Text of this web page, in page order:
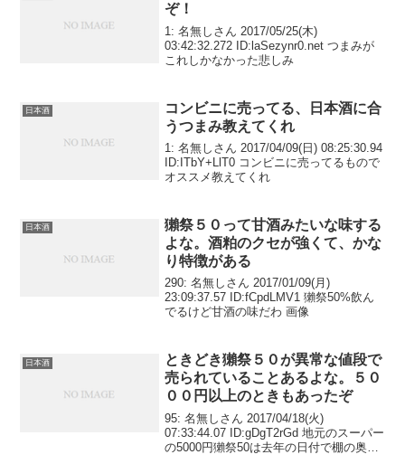
ぞ！
1: 名無しさん 2017/05/25(木)
03:42:32.272 ID:laSezynr0.net つまみが
これしかなかった悲しみ
日本酒
コンビニに売ってる、日本酒に合
うつまみ教えてくれ
1: 名無しさん 2017/04/09(日) 08:25:30.94
ID:ITbY+LlT0 コンビニに売ってるもので
オススメ教えてくれ
日本酒
獺祭５０って甘酒みたいな味する
よな。酒粕のクセが強くて、かな
り特徴がある
290: 名無しさん 2017/01/09(月)
23:09:37.57 ID:fCpdLMV1 獺祭50%飲ん
でるけど甘酒の味だわ 画像
日本酒
ときどき獺祭５０が異常な値段で
売られていることあるよな。５０
００円以上のときもあったぞ
95: 名無しさん 2017/04/18(火)
07:33:44.07 ID:gDgT2rGd 地元のスーパー
の5000円獺祭50は去年の日付で棚の奥ま